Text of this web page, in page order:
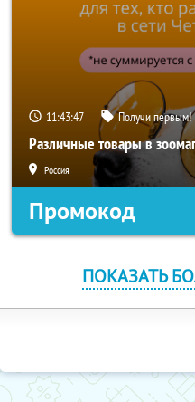
11:43:47 Получи первым!
Различные товары в
Россия
Промокод
ПОКАЗАТЬ